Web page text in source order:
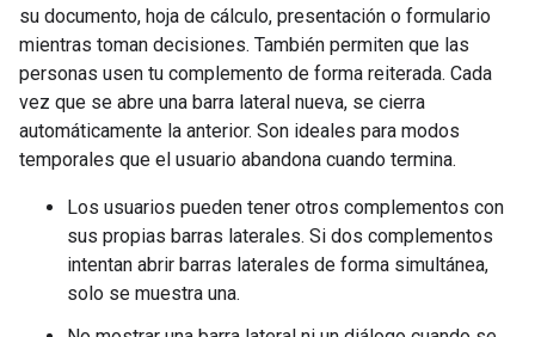
su documento, hoja de cálculo, presentación o formulario
mientras toman decisiones. También permiten que las
personas usen tu complemento de forma reiterada. Cada
vez que se abre una barra lateral nueva, se cierra
automáticamente la anterior. Son ideales para modos
temporales que el usuario abandona cuando termina.
Los usuarios pueden tener otros complementos con
sus propias barras laterales. Si dos complementos
intentan abrir barras laterales de forma simultánea,
solo se muestra una.